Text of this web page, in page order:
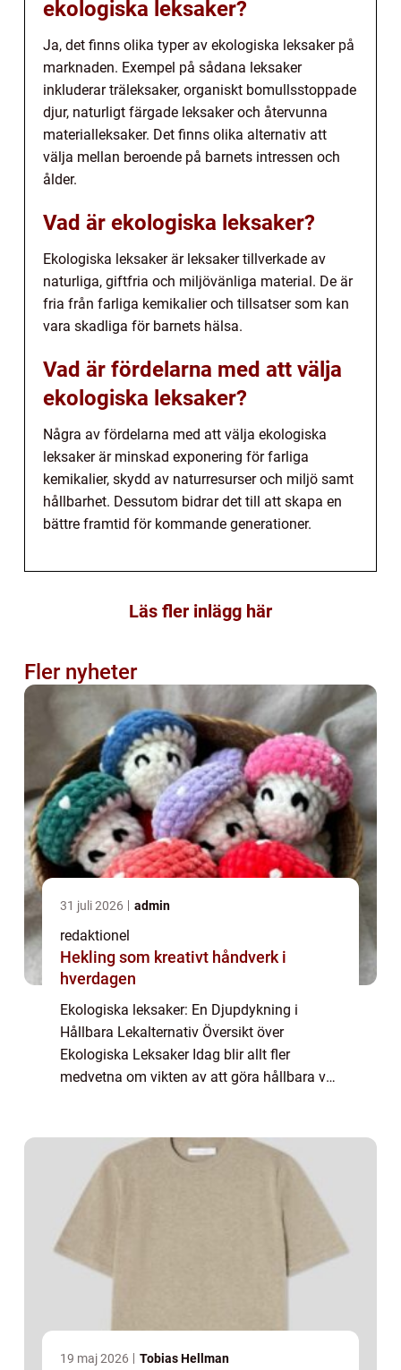
ekologiska leksaker?
Ja, det finns olika typer av ekologiska leksaker på
marknaden. Exempel på sådana leksaker
inkluderar träleksaker, organiskt bomullsstoppade
djur, naturligt färgade leksaker och återvunna
materialleksaker. Det finns olika alternativ att
välja mellan beroende på barnets intressen och
ålder.
Vad är ekologiska leksaker?
Ekologiska leksaker är leksaker tillverkade av
naturliga, giftfria och miljövänliga material. De är
fria från farliga kemikalier och tillsatser som kan
vara skadliga för barnets hälsa.
Vad är fördelarna med att välja
ekologiska leksaker?
Några av fördelarna med att välja ekologiska
leksaker är minskad exponering för farliga
kemikalier, skydd av naturresurser och miljö samt
hållbarhet. Dessutom bidrar det till att skapa en
bättre framtid för kommande generationer.
Läs fler inlägg här
Fler nyheter
31 juli 2026 admin
redaktionel
Hekling som kreativt håndverk i
hverdagen
Ekologiska leksaker: En Djupdykning i
Hållbara Lekalternativ Översikt över
Ekologiska Leksaker Idag blir allt fler
medvetna om vikten av att göra hållbara val,
19 maj 2026 Tobias Hellman